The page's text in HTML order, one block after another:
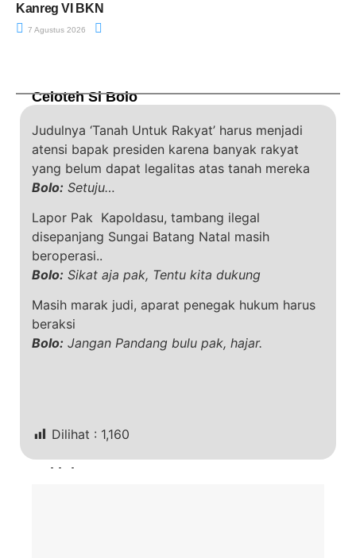
Kanreg VI BKN
7 Agustus 2026
Celoteh Si Bolo
Judulnya ‘Tanah Untuk Rakyat’ harus menjadi
atensi bapak presiden karena banyak rakyat
yang belum dapat legalitas atas tanah mereka
Bolo: Setuju…
Lapor Pak Kapoldasu, tambang ilegal
disepanjang Sungai Batang Natal masih
beroperasi..
Bolo: Sikat aja pak, Tentu kita dukung
Masih marak judi, aparat penegak hukum harus
beraksi
Bolo: Jangan Pandang bulu pak, hajar.
Dilihat : 1,160
Terkini